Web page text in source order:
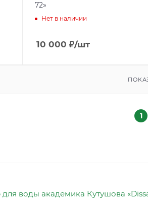
72»
Нет в наличии
10 000 ₽/шт
1
воды академика Кутушова